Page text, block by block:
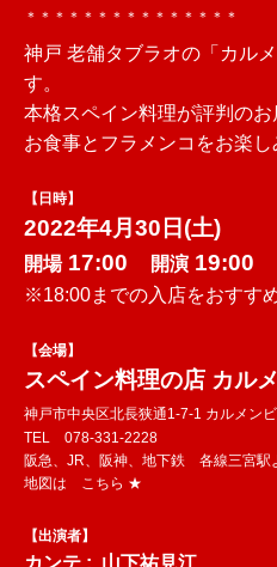
＊＊＊＊＊＊＊＊＊＊＊＊＊＊＊
神戸 老舗タブラオの「カル
す。
本格スペイン料理が評判のお
お食事とフラメンコをお楽し
【日時】
2022年4月30日(土)
開場17:00 開演 19:00
※18:00までの入店をおすす
【会場】
スペイン料理の店 カル
神戸市中央区北長狭通1-7-1 カルメン
TEL 078-331-2228
阪急、JR、阪神、地下鉄 各線三宮駅
地図は こちら ★
【出演者】